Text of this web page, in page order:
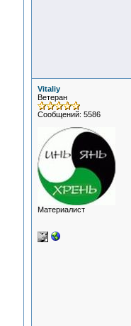
Vitaliy
Ветеран
Сообщений: 5586
Материалист